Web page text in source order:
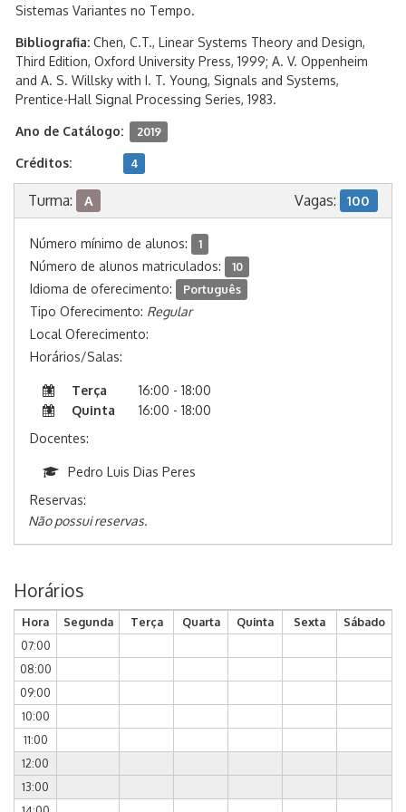
Sistemas Variantes no Tempo.
Bibliografia: Chen, C.T., Linear Systems Theory and Design,
Third Edition, Oxford University Press, 1999; A. V. Oppenheim
and A. S. Willsky with I. T. Young, Signals and Systems,
Prentice-Hall Signal Processing Series, 1983.
Ano de Catálogo: 2019
Créditos: 4
Turma: A Vagas: 100
Número mínimo de alunos: 1
Número de alunos matriculados: 10
Idioma de oferecimento: Português
Tipo Oferecimento: Regular
Local Oferecimento:
Horários/Salas:
Terça
16:00 - 18:00
Quinta
16:00 - 18:00
Docentes:
Pedro Luis Dias Peres
Reservas:
Não possui reservas.
Horários
Hora Segunda Terça Quarta Quinta Sexta
Sábado
07:00
08:00
09:00
10:00
11:00
12:00
13:00